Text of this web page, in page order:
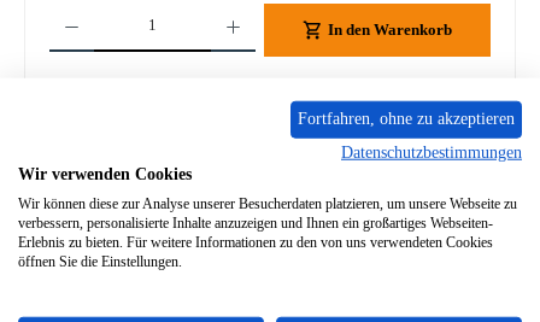
In den Warenkorb
Fortfahren, ohne zu akzeptieren
Datenschutzbestimmungen
Wir verwenden Cookies
Wir können diese zur Analyse unserer Besucherdaten platzieren, um unsere Webseite zu
verbessern, personalisierte Inhalte anzuzeigen und Ihnen ein großartiges Webseiten-
Erlebnis zu bieten. Für weitere Informationen zu den von uns verwendeten Cookies
öffnen Sie die Einstellungen.